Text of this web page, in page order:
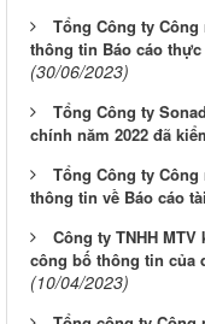
Tổng Công ty
thông tin Báo cáo
(30/06/2023)
Tổng Công ty
chính năm 2022 đã
Tổng Công ty
thông tin về Báo cáo
Công ty TNHH
công bố thông tin của
(10/04/2023)